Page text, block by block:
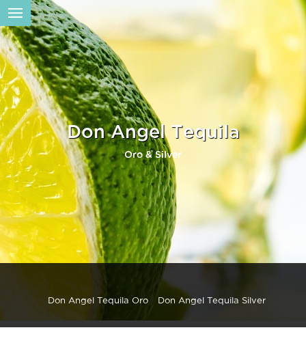
Don Angel Tequila
Oro & Silver
Don Angel Tequila Oro Don Angel Tequila Silver